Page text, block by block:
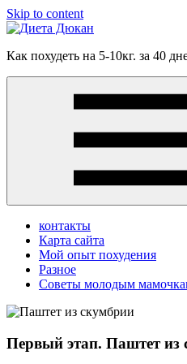
Skip to content
Диета
Как похудеть на 5-10кг. за 40
контакты
Карта сайта
Мой опыт похудения
Разное
Советы молодым
Первый этап. Паштет из